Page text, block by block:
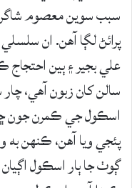
سبب سوين معصوم
پرائڻ لڳا آهن. ان
سالن کان زبون آهي،
اسڪول جي ڪمرن جون
پئجي ويا آهن، ڪنهن
ڳوٺ جا ٻار اسڪول